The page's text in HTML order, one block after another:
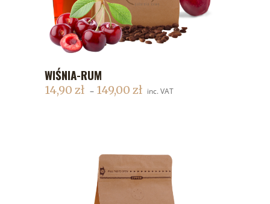
DODAJ DO KOSZYKA
WIŚNIA-RUM
14,90 zł – 149,00 zł inc. VAT